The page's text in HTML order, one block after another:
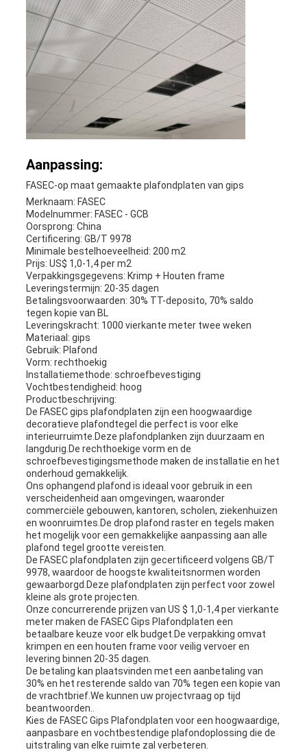
Aanpassing:
FASEC-op maat gemaakte plafondplaten van gips
Merknaam: FASEC
Modelnummer: FASEC - GCB
Oorsprong: China
Certificering: GB/T 9978
Minimale bestelhoeveelheid: 200 m2
Prijs: US$ 1,0-1,4 per m2
Verpakkingsgegevens: Krimp + Houten frame
Leveringstermijn: 20-35 dagen
Betalingsvoorwaarden: 30% TT-deposito, 70% saldo
tegen kopie van BL
Leveringskracht: 1000 vierkante meter twee weken
Materiaal: gips
Gebruik: Plafond
Vorm: rechthoekig
Installatiemethode: schroefbevestiging
Vochtbestendigheid: hoog
Productbeschrijving:
De FASEC gips plafondplaten zijn een hoogwaardige
decoratieve plafondtegel die perfect is voor elke
interieurruimte.Deze plafondplanken zijn duurzaam en
langdurig.De rechthoekige vorm en de
schroefbevestigingsmethode maken de installatie en het
onderhoud gemakkelijk.
Ons ophangend plafond is ideaal voor gebruik in een
verscheidenheid aan omgevingen, waaronder
commerciële gebouwen, kantoren, scholen, ziekenhuizen
en woonruimtes.De drop plafond raster en tegels maken
het mogelijk voor een gemakkelijke aanpassing aan alle
plafond tegel grootte vereisten.
De FASEC plafondplaten zijn gecertificeerd volgens GB/T
9978, waardoor de hoogste kwaliteitsnormen worden
gewaarborgd.Deze plafondplaten zijn perfect voor zowel
kleine als grote projecten.
Onze concurrerende prijzen van US $ 1,0-1,4 per vierkante
meter maken de FASEC Gips Plafondplaten een
betaalbare keuze voor elk budget.De verpakking omvat
krimpen en een houten frame voor veilig vervoer en
levering binnen 20-35 dagen.
De betaling kan plaatsvinden met een aanbetaling van
30% en het resterende saldo van 70% tegen een kopie van
de vrachtbrief.We kunnen uw projectvraag op tijd
beantwoorden..
Kies de FASEC Gips Plafondplaten voor een hoogwaardige,
aanpasbare en vochtbestendige plafondoplossing die de
uitstraling van elke ruimte zal verbeteren.